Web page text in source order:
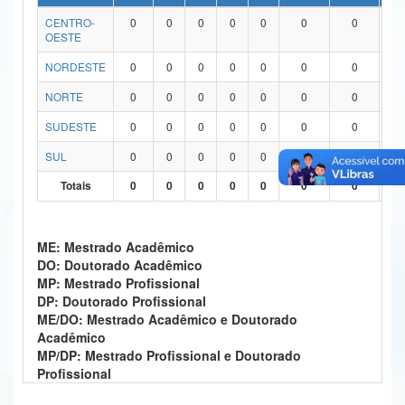
Ministério da Ciência, Tecnologia, Inovações e Comunicações
Ministério do Turismo
Ministério do Desenvolvimento Regional
Ministério da Mulher, da Família e dos Direitos Humanos
Banco Central do Brasil
CENTRO-
OESTE
0 0 0 0 0 0 0
NORDESTE 0 0 0 0 0 0 0
NORTE
0 0 0 0 0 0 0
SUDESTE
0 0 0 0 0 0 0
SUL
0 0 0 0 0 0 0
0
Totais
0 0 0 0 0 0 0 0
ME: Mestrado Acadêmico
DO: Doutorado Acadêmico
MP: Mestrado Profissional
DP: Doutorado Profissional
ME/DO: Mestrado Acadêmico e Doutorado
Acadêmico
MP/DP: Mestrado Profissional e Doutorado
Profissional